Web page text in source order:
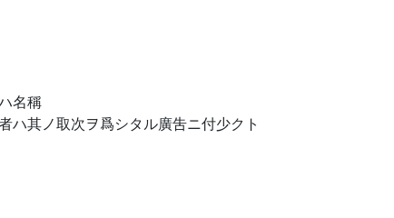
名稱
ハ其ノ取次ヲ爲シタル廣吿ニ付少クト